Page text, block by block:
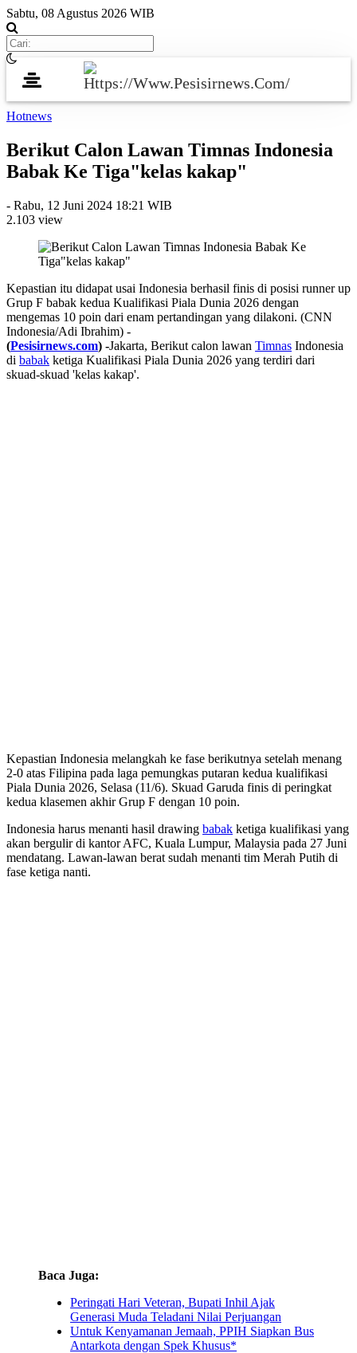
Sabtu, 08 Agustus 2026 WIB
Hotnews
Berikut Calon Lawan Timnas Indonesia
Babak Ke Tiga"kelas kakap"
- Rabu, 12 Juni 2024 18:21 WIB
2.103 view
Kepastian itu didapat usai Indonesia berhasil finis di posisi runner up
Grup F babak kedua Kualifikasi Piala Dunia 2026 dengan
mengemas 10 poin dari enam pertandingan yang dilakoni. (CNN
Indonesia/Adi Ibrahim) -
(Pesisirnews.com) -Jakarta, Berikut calon lawan Timnas Indonesia
di babak ketiga Kualifikasi Piala Dunia 2026 yang terdiri dari
skuad-skuad 'kelas kakap'.
Kepastian Indonesia melangkah ke fase berikutnya setelah menang
2-0 atas Filipina pada laga pemungkas putaran kedua kualifikasi
Piala Dunia 2026, Selasa (11/6). Skuad Garuda finis di peringkat
kedua klasemen akhir Grup F dengan 10 poin.
Indonesia harus menanti hasil drawing babak ketiga kualifikasi yang
akan bergulir di kantor AFC, Kuala Lumpur, Malaysia pada 27 Juni
mendatang. Lawan-lawan berat sudah menanti tim Merah Putih di
fase ketiga nanti.
Baca Juga:
Peringati Hari Veteran, Bupati Inhil Ajak
Generasi Muda Teladani Nilai Perjuangan
Untuk Kenyamanan Jemaah, PPIH Siapkan Bus
Antarkota dengan Spek Khusus*